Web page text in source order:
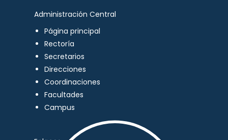
Administración Central
Página principal
Rectoría
Secretarios
Direcciones
Coordinaciones
Facultades
Campus